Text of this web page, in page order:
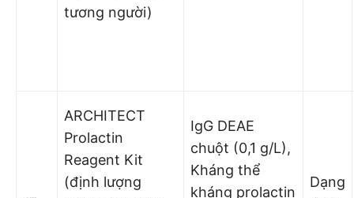
tương người)
ARCHITECT
Prolactin
Reagent Kit
(định lượng
IgG DEAE
chuột (0,1 g/L),
Kháng thể
kháng prolactin
Dạng